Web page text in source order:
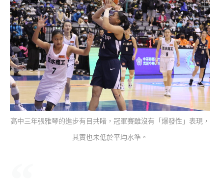
高中三年張雅琴的進步有目共睹，冠軍賽雖沒有「爆發性」表現，
其實也未低於平均水準。